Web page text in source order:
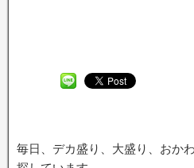
毎日、デカ盛り、大盛り、おか